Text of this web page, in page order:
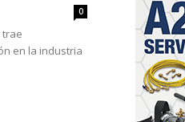
0
trae
en la industria